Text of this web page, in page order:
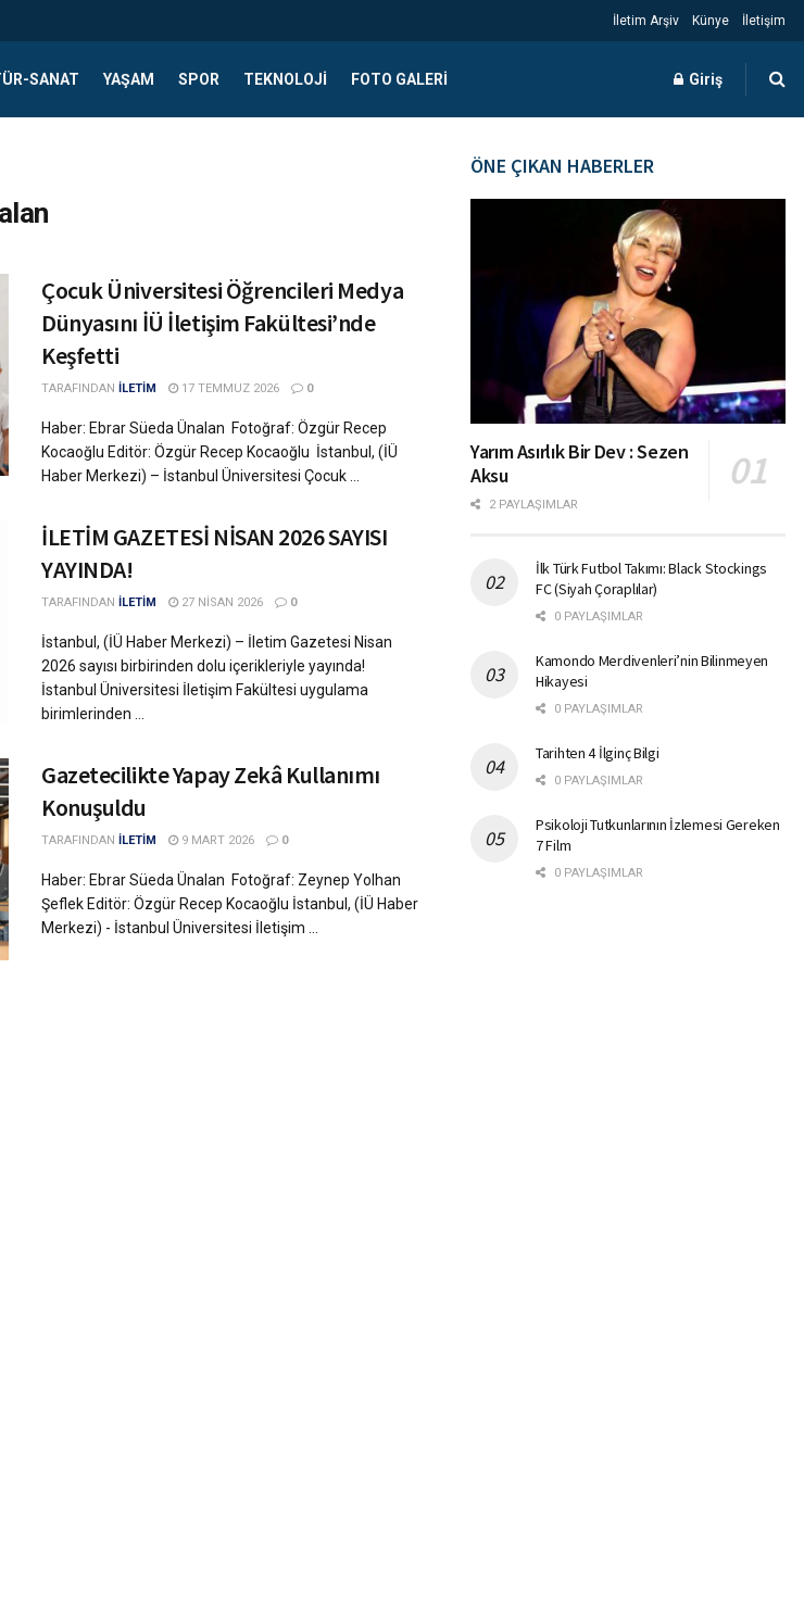
İletim Arşiv Künye İletişim
SANAT YAŞAM SPOR TEKNOLOJI FOTO GALERI Giriş
Çocuk Üniversitesi Öğrencileri Medya
Dünyasını İÜ İletişim Fakültesi’nde
Keşfetti
TARAFINDAN İLETİM 17 TEMMUZ 2026 0
Haber: Ebrar Süeda Ünalan Fotoğraf: Özgür Recep
Kocaoğlu Editör: Özgür Recep Kocaoğlu İstanbul, (İÜ
Haber Merkezi) – İstanbul Üniversitesi Çocuk ...
İLETİM GAZETESİ NİSAN 2026 SAYISI
YAYINDA!
TARAFINDAN İLETİM 27 NISAN 2026 0
İstanbul, (İÜ Haber Merkezi) – İletim Gazetesi Nisan
2026 sayısı birbirinden dolu içerikleriyle yayında!
İstanbul Üniversitesi İletişim Fakültesi uygulama
birimlerinden ...
Gazetecilikte Yapay Zekâ Kullanımı
Konuşuldu
TARAFINDAN İLETİM 9 MART 2026 0
Haber: Ebrar Süeda Ünalan Fotoğraf: Zeynep Yolhan
Şeflek Editör: Özgür Recep Kocaoğlu İstanbul, (İÜ Haber
Merkezi) - İstanbul Üniversitesi İletişim ...
ÖNE ÇIKAN HABERLER
Yarım Asırlık Bir Dev : Sezen
Aksu
2 PAYLAŞIMLAR
İlk Türk Futbol Takımı: Black Stockings
FC (Siyah Çoraplılar)
0 PAYLAŞIMLAR
Kamondo Merdivenleri’nin Bilinmeyen
Hikayesi
0 PAYLAŞIMLAR
Tarihten 4 İlginç Bilgi
0 PAYLAŞIMLAR
Psikoloji Tutkunlarının İzlemesi Gereken
7 Film
0 PAYLAŞIMLAR